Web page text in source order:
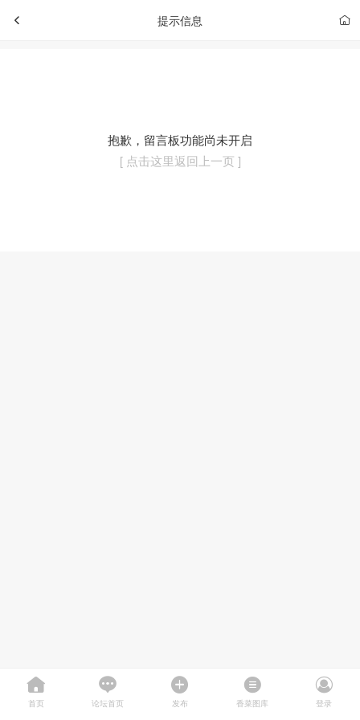
提示信息
抱歉，留言板功能尚未开启
[ 点击这里返回上一页 ]
首页 论坛首页 发布 香菜图库 登录